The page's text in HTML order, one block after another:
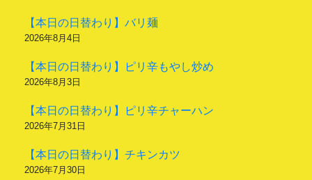
【本日の日替わり】バリ麺
2026年8月4日
【本日の日替わり】ピリ辛もやし炒め
2026年8月3日
【本日の日替わり】ピリ辛チャーハン
2026年7月31日
【本日の日替わり】チキンカツ
2026年7月30日